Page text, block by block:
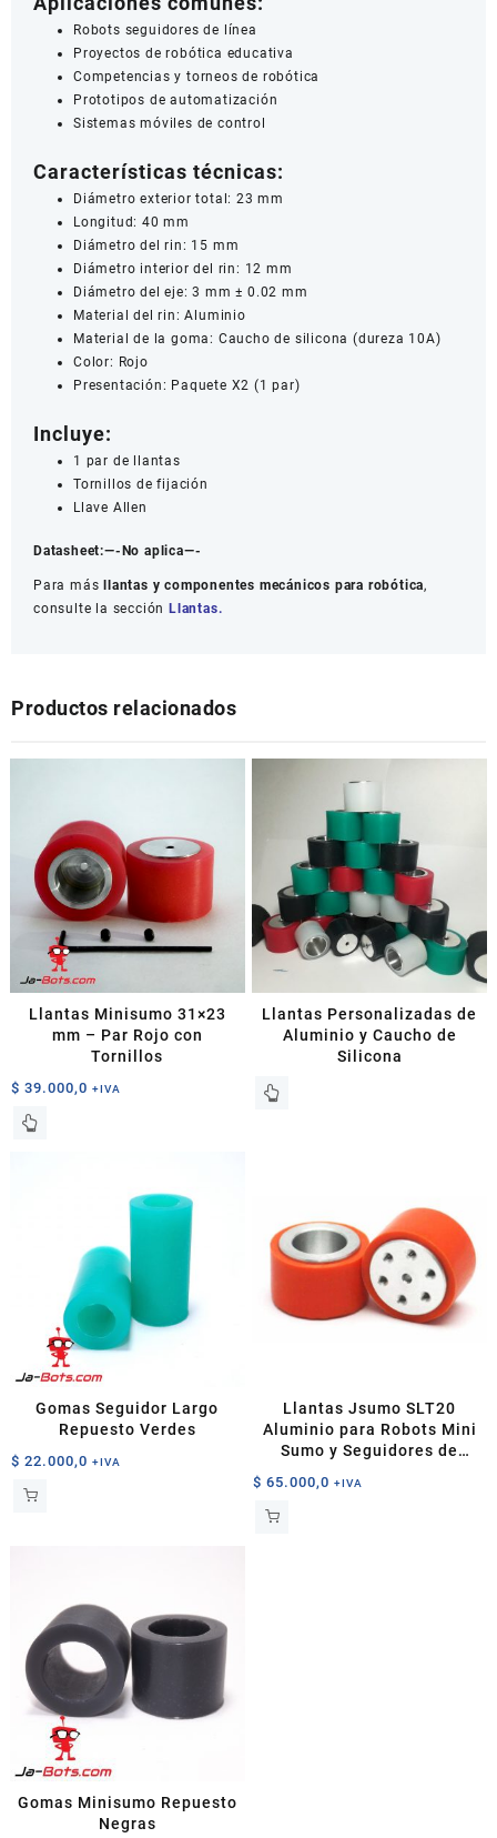
Robots seguidores de línea
Proyectos de robótica educativa
Competencias y torneos de robótica
Prototipos de automatización
Sistemas móviles de control
Características técnicas:
Diámetro exterior total: 23 mm
Longitud: 40 mm
Diámetro del rin: 15 mm
Diámetro interior del rin: 12 mm
Diámetro del eje: 3 mm ± 0.02 mm
Material del rin: Aluminio
Material de la goma: Caucho de silicona (dureza 10A)
Color: Rojo
Presentación: Paquete X2 (1 par)
Incluye:
1 par de llantas
Tornillos de fijación
Llave Allen
Datasheet:—-No aplica—-
Para másllantas y componentes mecánicos para robótica,
consulte la secciónLlantas.
Productos relacionados
Llantas Minisumo 31×23
mm – Par Rojo con
Tornillos
$ 39.000,0 +IVA
Llantas Personalizadas de
Aluminio y Caucho de
Silicona
Gomas Seguidor Largo
Repuesto Verdes
$ 22.000,0 +IVA
Llantas Jsumo SLT20
Aluminio para Robots Mini
Sumo y Seguidores de
$ 65.000,0 +IVA
Gomas Minisumo Repuesto
Negras